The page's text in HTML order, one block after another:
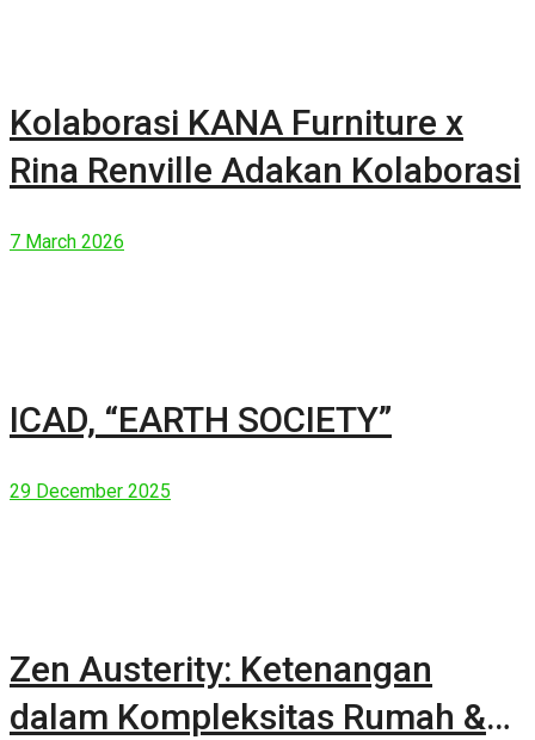
Kolaborasi KANA Furniture x
Rina Renville Adakan Kolaborasi
7 March 2026
ICAD, “EARTH SOCIETY”
29 December 2025
Zen Austerity: Ketenangan
dalam Kompleksitas Rumah &